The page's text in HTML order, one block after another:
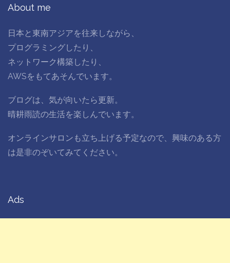
About me
日本と東南アジアを往来しながら、
プログラミングしたり、
ネットワーク構築したり、
AWSをもてあそんでいます。
ブログは、気が向いたら更新。
晴耕雨読の生活を楽しんでいます。
オンラインサロンも立ち上げる予定なので、興味のある方
は是非のぞいてみてください。
Ads